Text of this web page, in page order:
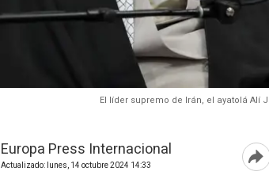
El líder supremo de Irán, el ayatolá Alí
Europa Press Internacional
Actualizado: lunes, 14 octubre 2024 14:33